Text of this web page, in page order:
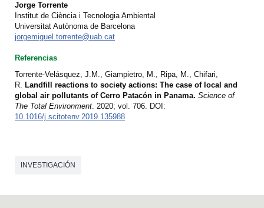
Jorge Torrente
Institut de Ciència i Tecnologia Ambiental
Universitat Autònoma de Barcelona
jorgemiguel.torrente@uab.cat
Referencias
Torrente-Velásquez, J.M., Giampietro, M., Ripa, M., Chifari,
R. Landfill reactions to society actions: The case of local and
global air pollutants of Cerro Patacón in Panama. Science of
The Total Environment. 2020; vol. 706. DOI:
10.1016/j.scitotenv.2019.135988
INVESTIGACIÓN